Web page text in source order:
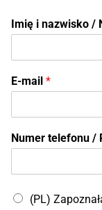
Imię i nazwisko /
N
a
e
u
e
E-mail *
Numer telefonu /
(PL)